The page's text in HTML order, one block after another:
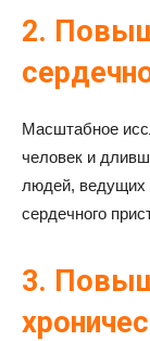
2.
Масштабное
человек и
людей, ведущих
сердечного
3.